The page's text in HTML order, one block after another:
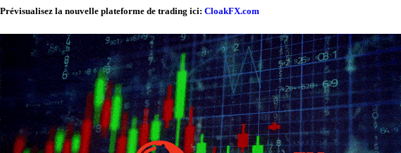
Prévisualisez la nouvelle plateforme de trading ici: CloakFX.com